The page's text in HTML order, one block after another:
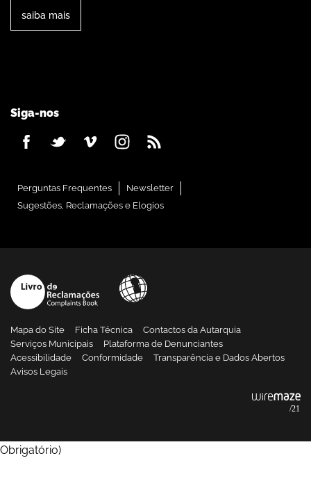
saiba mais
Siga-nos
Perguntas Frequentes
Newsletter
Sugestões, Reclamações e Elogios
Mapa do Site Ficha Técnica
Contactos da Autarquia
Serviços Municipais
Plataforma de Denunciantes
Acessibilidade
Conformidade
Transparência e Dados Abertos
Avisos Legais
Obrigatório)